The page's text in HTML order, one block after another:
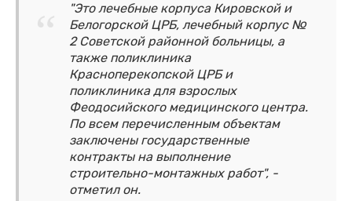
"Это лечебные корпуса Кировской и
Белогорской ЦРБ, лечебный корпус №
2 Советской районной больницы, а
также поликлиника
Красноперекопской ЦРБ и
поликлиника для взрослых
Феодосийского медицинского центра.
По всем перечисленным объектам
заключены государственные
контракты на выполнение
строительно-монтажных работ", -
отметил он.